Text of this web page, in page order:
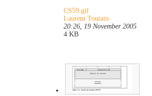
CS59.gif
Laurent Toutain
20:26, 19 November 2005
4 KB